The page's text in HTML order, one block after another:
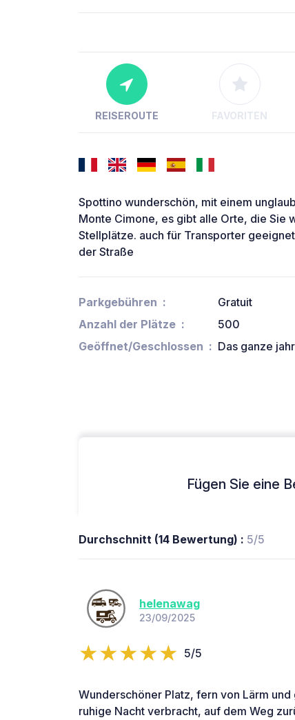
REISEROUTE FAVORITEN
Spottino wunderschön, mit einem
Monte Cimone, es gibt alle Orte, die Sie
Stellplätze. auch für Transporter
der Straße
Parkgebühren
Gratuit
Anzahl der Plätze
500
Geöffnet/Geschlossen
Das ganze
Fügen Sie eine
Durchschnitt (14 Bewertung) : 5/5
helenawag
23/09/2025
5/5
Wunderschöner Platz, fern von Lärm
ruhige Nacht verbracht, auf dem Weg